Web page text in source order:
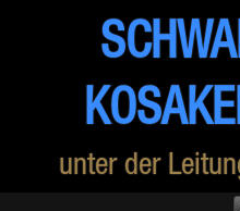
unter der